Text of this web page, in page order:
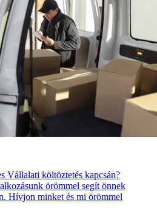
Vállalati költöztetés kapcsán?
örömmel segít önnek
Hívjon minket és mi örömmel